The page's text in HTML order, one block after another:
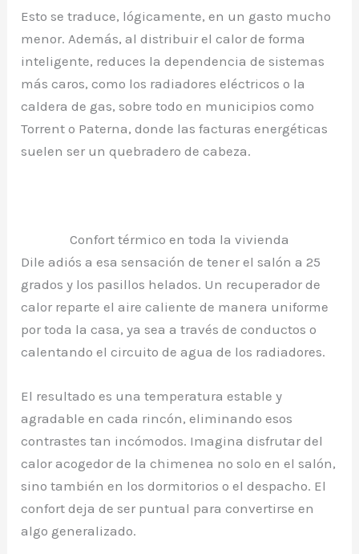
Esto se traduce, lógicamente, en un gasto mucho
menor. Además, al distribuir el calor de forma
inteligente, reduces la dependencia de sistemas
más caros, como los radiadores eléctricos o la
caldera de gas, sobre todo en municipios como
Torrent o Paterna, donde las facturas energéticas
suelen ser un quebradero de cabeza.
Confort térmico en toda la vivienda
Dile adiós a esa sensación de tener el salón a 25
grados y los pasillos helados. Un recuperador de
calor reparte el aire caliente de manera uniforme
por toda la casa, ya sea a través de conductos o
calentando el circuito de agua de los radiadores.
El resultado es una temperatura estable y
agradable en cada rincón, eliminando esos
contrastes tan incómodos. Imagina disfrutar del
calor acogedor de la chimenea no solo en el salón,
sino también en los dormitorios o el despacho. El
confort deja de ser puntual para convertirse en
algo generalizado.